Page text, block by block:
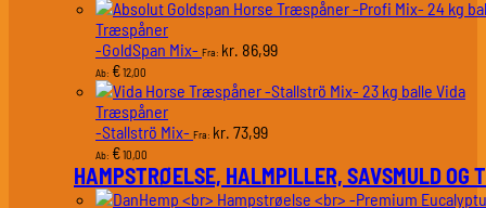
Træspåner
-GoldSpan Mix- Fra: kr. 86,99
Ab: €12,00
Vida
Træspåner
-Stallströ Mix- Fra: kr. 73,99
Ab: €10,00
HAMPSTRØELSE, HALMPILLER, SAVSMULD OG